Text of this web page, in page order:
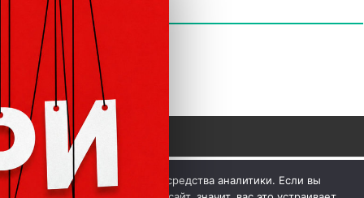
КОММЕНТАРИИ
гиперссылкой на сайт vklader.com или
Мы используем куки и средства аналитики. Если вы